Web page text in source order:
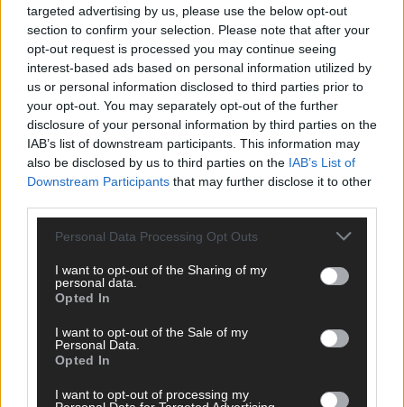
targeted advertising by us, please use the below opt-out
section to confirm your selection. Please note that after your
opt-out request is processed you may continue seeing
interest-based ads based on personal information utilized by
us or personal information disclosed to third parties prior to
your opt-out. You may separately opt-out of the further
disclosure of your personal information by third parties on the
IAB’s list of downstream participants. This information may
also be disclosed by us to third parties on the IAB’s List of
Downstream Participants that may further disclose it to other
Personal Data Processing Opt Outs
I want to opt-out of the Sharing of my
personal data.
Opted In
I want to opt-out of the Sale of my
Personal Data.
Opted In
I want to opt-out of processing my
DIREKT ZUM THEMA
Politik & Co
Money Matters
Brainpower